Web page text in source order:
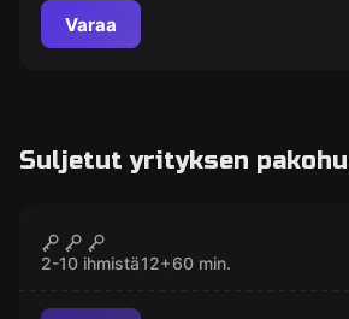
Varaa
Suljetut yrityksen
IT
2-10 ihmistä12+60 min.